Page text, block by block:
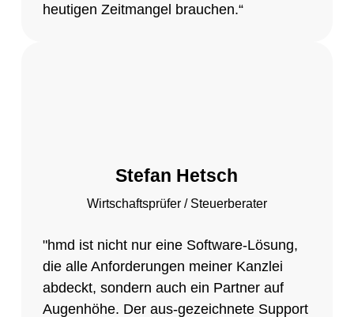
heutigen Zeitmangel brauchen.“
Stefan Hetsch
Wirtschaftsprüfer / Steuerberater
"hmd ist nicht nur eine Software-Lösung,
die alle Anforderungen meiner Kanzlei
abdeckt, sondern auch ein Partner auf
Augenhöhe. Der aus-gezeichnete Support